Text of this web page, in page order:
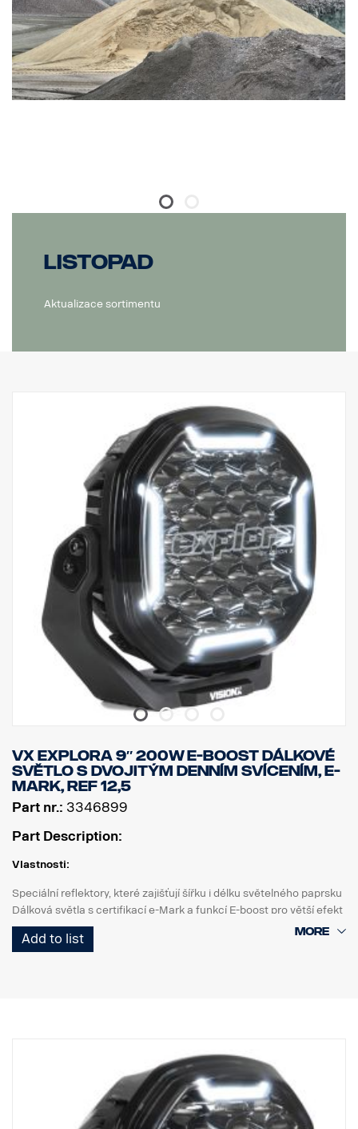
Listopad
Aktualizace sortimentu
VX EXPLORA 9″ 200W E-BOOST DÁLKOVÉ
SVĚTLO S DVOJITÝM DENNÍM SVÍCENÍM, E-
MARK, REF 12,5
Part nr.: 3346899
Part Description:
Vlastnosti:
Speciální reflektory, které zajišťují šířku i délku světelného paprsku
Dálková světla s certifikací e-Mark a funkcí E-boost pro větší efekt
Elegantní bílé nebo oranžové obrysové světlo
Vysoká odolnost s krytím IP68/IP69K
Hrubý světelný tok: 13 600 lm
Efektivní světelný tok: 9 700 lm
Add to list